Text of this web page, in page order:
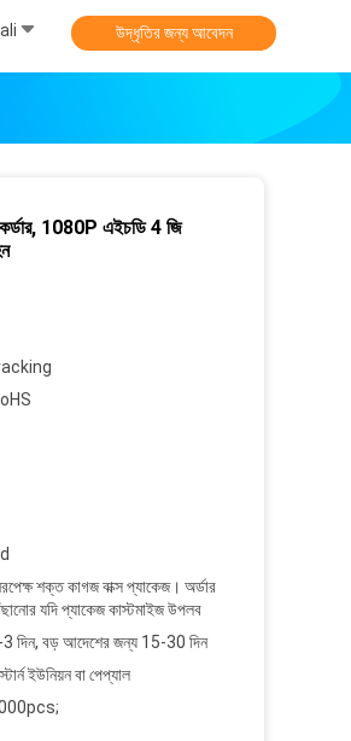
উদ্ধৃতির জন্য আবেদন
1080P এইচডি 4 জি
শক্ত কাগজ বাক্স প্যাকেজ। অর্ডার
যদি প্যাকেজ কাস্টমাইজ উপলব
3 দিন, বড় আদেশের জন্য 15-30 দিন
ইউনিয়ন বা পেপ্যাল